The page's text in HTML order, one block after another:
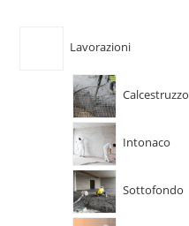
Lavorazioni
Calcestruzzo
Intonaco
Sottofondo